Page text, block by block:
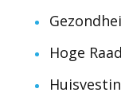
Hoge Raad